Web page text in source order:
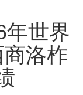
世界
洛柞